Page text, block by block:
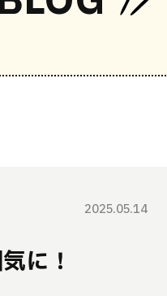
2025.05.14
に！